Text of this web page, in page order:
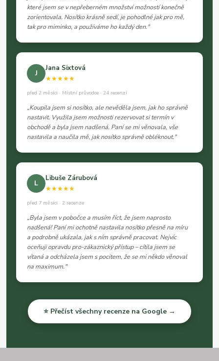
které jsem se v nepřeberném množství možností konečně
zorientovala. Nosítko krásně sedí, je pohodlné jak pro mě,
tak pro miminko, a používáme ho každý den."
J
Jana Sixtová
★★★★★
před 2 měsíci · Místní průvodce · 24 recenzí
„Koupila jsem si nosítko, ale nevěděla jsem, jak ho správně
nastavit. Využila jsem možnosti rezervovat si termín v
obchodě a byla jsem nadšená. Paní se mi věnovala, vše
nastavila a naučila mě, jak nosítko správně obléknout."
L
Libuše Zárubová
★★★★★
před 7 měsíci · 2 recenze
„Byla jsem v pobočce a musím říct, že jsem naprosto
nadšená! Paní mi ochotně nastavila nosítko přesně na míru
a podrobně ukázala, jak s ním správně pracovat. Nejvíc
oceňuji opravdu pro-zákaznický přístup – cítila jsem se
vítaná a odcházela jsem s pocitem, že se mi někdo věnoval
na maximum."
⭐ Přečíst všechny recenze na Google →